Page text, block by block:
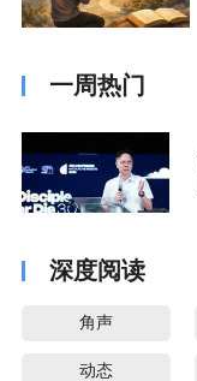
一周热门
深度阅读
角声
动态